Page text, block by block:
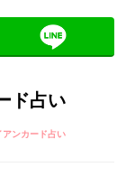
ド占い
ンカード占い